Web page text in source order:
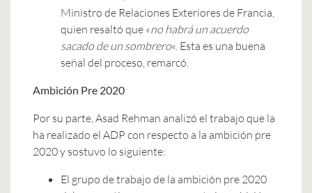
Ministro de Relaciones Exteriores de Francia,
quien resaltó que «no habrá un acuerdo
sacado de un sombrero«. Esta es una buena
señal del proceso, remarcó.
Ambición Pre 2020
Por su parte, Asad Rehman analizó el trabajo que la
ha realizado el ADP con respecto a la ambición pre
2020 y sostuvo lo siguiente:
El grupo de trabajo de la ambición pre 2020